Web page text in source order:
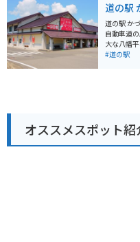
や、岩手
が楽しめます。 バイクで訪れる場合
した駐車
の休憩場所として
町の魅力
道の駅
道の駅 か
自動車道
大な八幡平への
の農産物
はおすす
料理であ
も楽しめ
の駅 かづ
てはいかがでしょうか
#道の駅
オススメスポット紹